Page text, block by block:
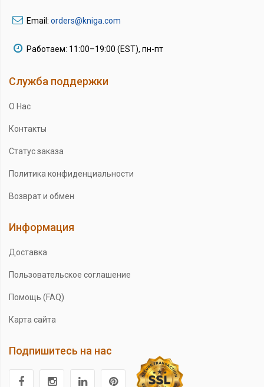
Email: orders@kniga.com
Работаем: 11:00–19:00 (EST), пн-пт
Служба поддержки
О Нас
Контакты
Статус заказа
Политика конфиденциальности
Возврат и обмен
Информация
Доставка
Пользовательское соглашение
Помощь (FAQ)
Карта сайта
Подпишитесь на нас